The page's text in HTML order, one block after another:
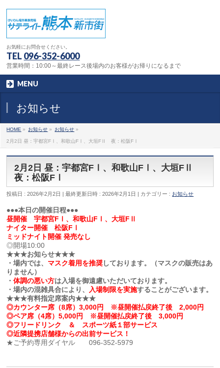
お気軽にお問合せください。
TEL 096-352-6000
営業時間：10:00～最終レース後場内のお客様がお帰りになるまで
MENU
お知らせ
HOME » お知らせ » お知らせ »
2月2日 昼：宇都宮FⅠ、和歌山FⅠ、大垣FⅡ 夜：松阪FⅠ
2月2日 昼：宇都宮FⅠ、和歌山FⅠ、大垣FⅡ
夜：松阪FⅠ
投稿日 : 2026年2月2日 最終更新日時 : 2026年2月1日 カテゴリー : お知らせ
●●●本日の開催日程●●●
昼開催 宇都宮FⅠ、和歌山FⅠ、大垣FⅡ
ナイター開催 松阪FⅠ
ミッドナイト開催 発売なし
◎開場10:00
★★★お知らせ★★★
・場内では、 マスク着用を推奨しております。（マスクの販売はあ
りません）
・体調の悪い方は入場を御遠慮いただいております。
・場内の混雑具合により、
入場制限を実施することがございます。
★★★有料指定席案内★★★
◎カウンター席（8席）3,000円 ※昼開催払戻終了後 2,000円
◎ペア席（4席）5,000円 ※昼開催払戻終了後 3,000円
◎フリードリンク ＆ スポーツ紙１部サービス
◎近隣提携店舗様からの出前サービス！
★ご予約専用ダイヤル 096-352-5979